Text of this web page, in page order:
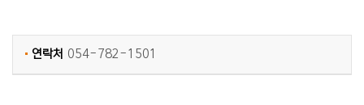
연락처 054-782-1501